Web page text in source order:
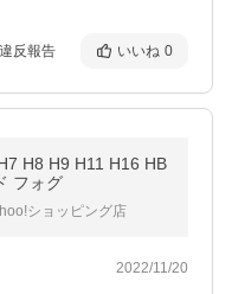
違反報告 いいね 0
H8 H9 H11 H16 HB
フォグ
ショッピング店
2022/11/20